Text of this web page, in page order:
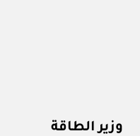
وزير الطاقة